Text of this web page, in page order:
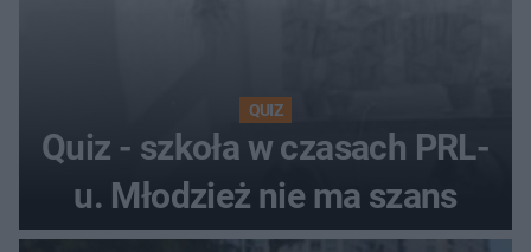
QUIZ
Quiz - szkoła w czasach PRL-
u. Młodzież nie ma szans